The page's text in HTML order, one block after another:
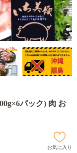
パック) 肉 お
お気に入り